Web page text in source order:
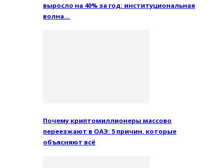
выросло на 40% за год: институциональная
волна…
Почему криптомиллионеры массово
переезжают в ОАЭ: 5 причин, которые
объясняют всё